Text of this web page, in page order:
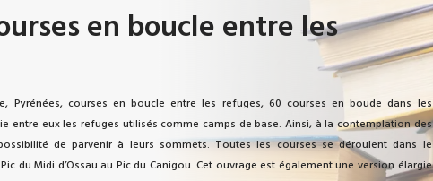
en boucle entre les
Pyrénées, courses en boucle entre les refuges, 60 courses en boude dans les
entre eux les refuges utilisés comme camps de base. Ainsi, à la contemplation des
de parvenir à leurs sommets. Toutes les courses se déroulent dans le
du Midi d’Ossau au Pic du Canigou. Cet ouvrage est également une version élargie